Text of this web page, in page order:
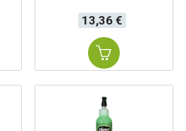
Precio
13,36 €